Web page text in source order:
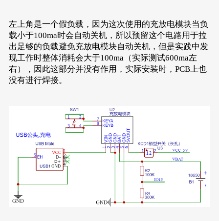
左上角是一个假负载，因为这次使用的充放电模块当负
载小于100ma时会自动关机，所以预留这个电路用于拉
出足够的负载避免充放电模块自动关机，但是实践中发
现工作时整体消耗会大于100ma（实际测试600ma左
右），因此这部分并没有作用，实际安装时，PCB上也
没有进行焊接。